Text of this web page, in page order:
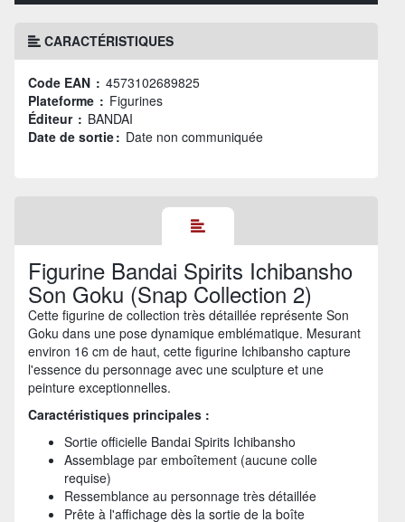
CARACTÉRISTIQUES
Code EAN : 4573102689825
Plateforme : Figurines
Éditeur : BANDAI
Date de sortie : Date non communiquée
Figurine Bandai Spirits Ichibansho
Son Goku (Snap Collection 2)
Cette figurine de collection très détaillée représente Son
Goku dans une pose dynamique emblématique. Mesurant
environ 16 cm de haut, cette figurine Ichibansho capture
l'essence du personnage avec une sculpture et une
peinture exceptionnelles.
Caractéristiques principales :
Sortie officielle Bandai Spirits Ichibansho
Assemblage par emboîtement (aucune colle
requise)
Ressemblance au personnage très détaillée
Prête à l'affichage dès la sortie de la boîte